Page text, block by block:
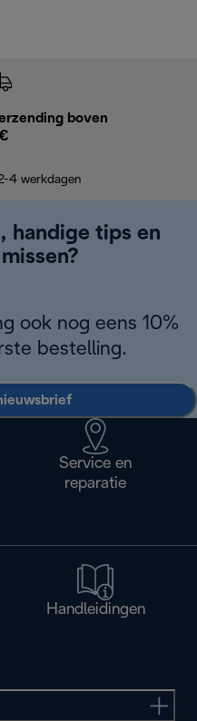
boven
4 werkdagen
handige tips en
ook nog eens 10%
bestelling.
Service en
reparatie
Handleidingen